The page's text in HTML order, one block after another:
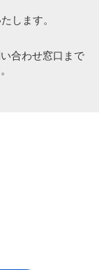
します。
合わせ窓口まで